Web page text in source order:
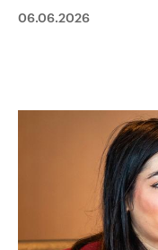
Sachsen-Anhalt wählt
Bundesland von einer
und Hintergründe zu
und Kandidaten der
Audio-Archiv
06.06.2026